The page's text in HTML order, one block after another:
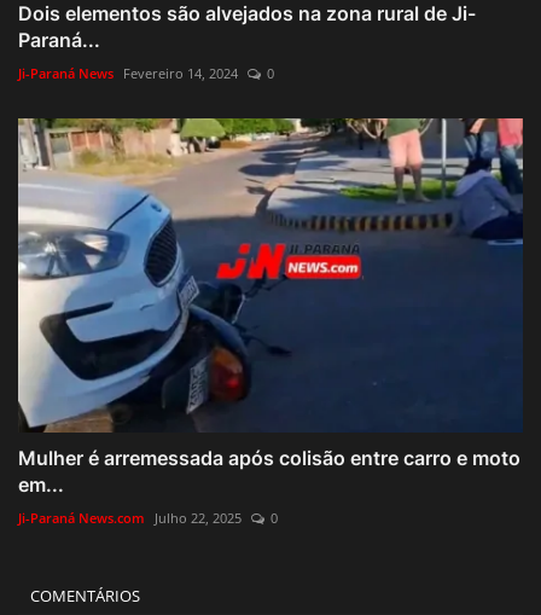
Dois elementos são alvejados na zona rural de Ji-
Paraná...
Ji-Paraná News Fevereiro 14, 2024 0
Mulher é arremessada após colisão entre carro e moto
em...
Ji-Paraná News.com Julho 22, 2025 0
COMENTÁRIOS